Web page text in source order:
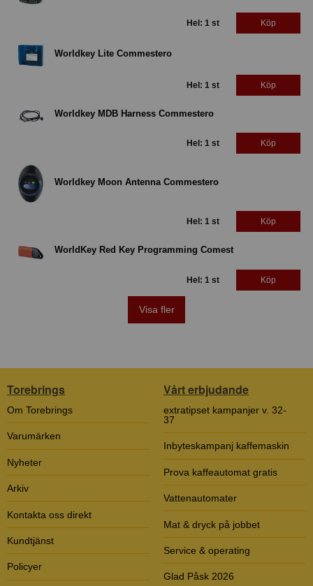
Hel: 1 st Köp
Worldkey Lite Commestero
Hel: 1 st Köp
Worldkey MDB Harness Commestero
Hel: 1 st Köp
Worldkey Moon Antenna Commestero
Hel: 1 st Köp
WorldKey Red Key Programming Comest
Hel: 1 st Köp
Visa fler
Torebrings
Om Torebrings
Varumärken
Nyheter
Arkiv
Kontakta oss direkt
Kundtjänst
Policyer
Vårt erbjudande
extratipset kampanjer v. 32-
37
Inbyteskampanj kaffemaskin
Prova kaffeautomat gratis
Vattenautomater
Mat & dryck på jobbet
Service & operating
Glad Påsk 2026